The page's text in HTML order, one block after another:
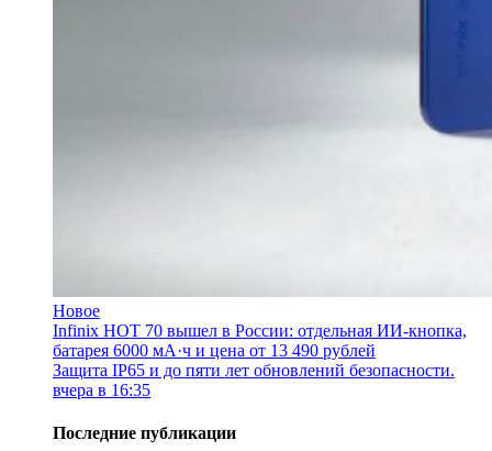
Новое
Infinix HOT 70 вышел в России: отдельная ИИ-кнопка,
батарея 6000 мА·ч и цена от 13 490 рублей
Защита IP65 и до пяти лет обновлений безопасности.
вчера в 16:35
Последние публикации